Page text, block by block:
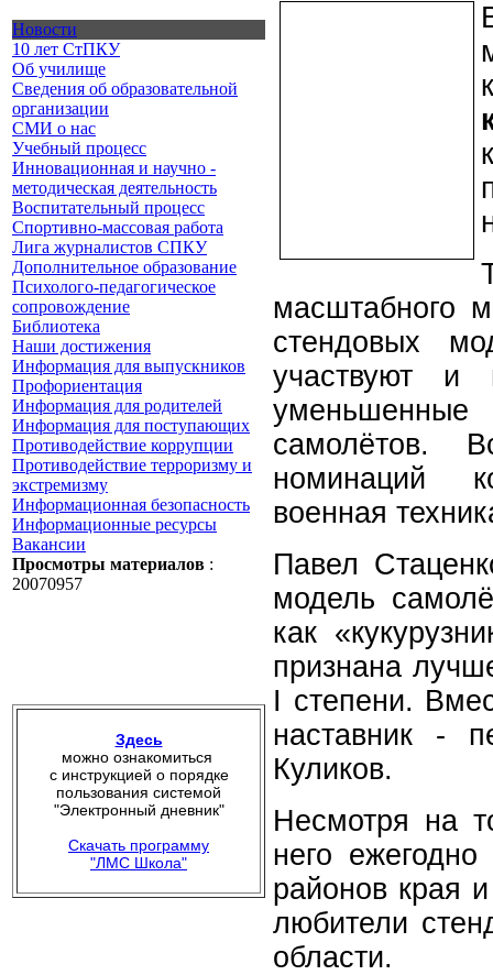
Новости
10 лет СтПКУ
Об училище
Сведения об образовательной
организации
СМИ о нас
Учебный процесс
Инновационная и научно -
методическая деятельность
Воспитательный процесс
Спортивно-массовая работа
Лига журналистов СПКУ
Дополнительное образование
Психолого-педагогическое
сопровождение
Библиотека
Наши достижения
Информация для выпускников
Профориентация
Информация для родителей
Информация для поступающих
Противодействие коррупции
Противодействие терроризму и
экстремизму
Информационная безопасность
Информационные ресурсы
Вакансии
Просмотры материалов :
20070957
Здесь
можно ознакомиться
с инструкцией о порядке
пользования системой
"Электронный дневник"
Скачать программу
"ЛМС Школа"
масштабного
стендовых
участвуют
самолётов.
номинаций
военная
Павел
модель
как
признана
I степени.
наставник -
Куликов.
Несмотря на
него
районов края
любители
области.